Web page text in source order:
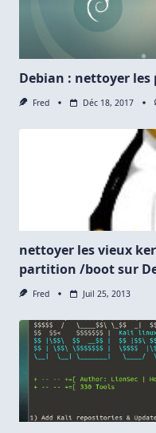
Debian : nettoyer les
Fred Déc 18, 2017
nettoyer les vieux
partition /boot sur
Fred Juil 25, 2013